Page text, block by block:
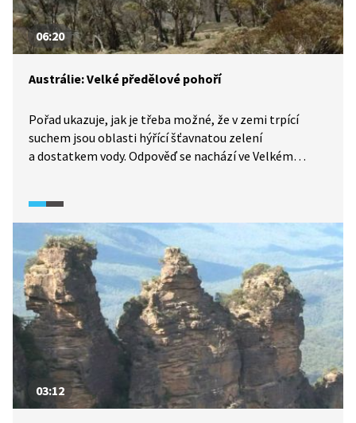
06:20
Austrálie: Velké předělové pohoří
Pořad ukazuje, jak je třeba možné, že v zemi trpící
suchem jsou oblasti hýřící šťavnatou zelení
a dostatkem vody. Odpověď se nachází ve Velkém
03:12